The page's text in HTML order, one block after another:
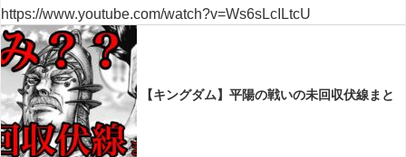
https://www.youtube.com/watch?v=Ws6sLcILtcU
【キングダム】平陽の戦いの未回収伏線まと